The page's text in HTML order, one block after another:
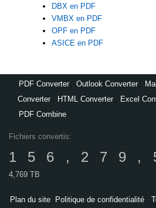
DBX en PDF
VMBX en PDF
OPF en PDF
ASICE en PDF
PDF Converter Outlook Converter
Converter
HTML Converter Excel
PDF Combine
Fichiers convertis:
4,769 TB
Plan du site Politique de confidentialité